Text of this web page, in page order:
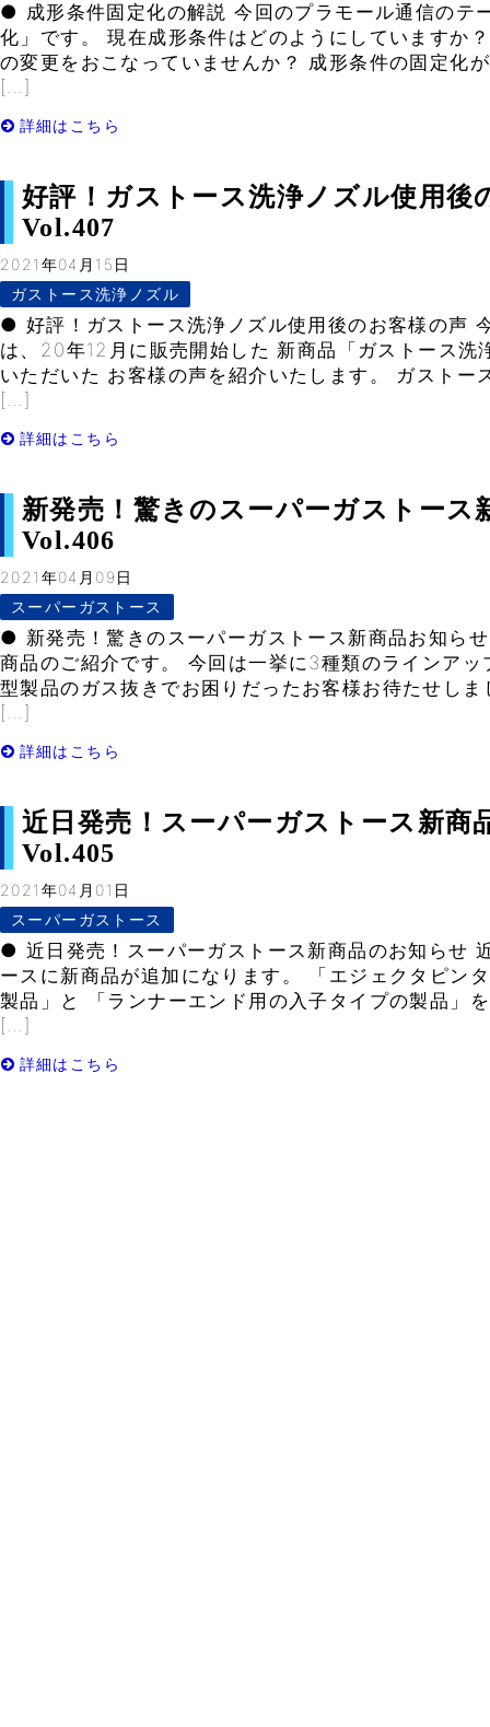
● 成形条件固定化の解説 今回のプラモール通信のテ
化」です。 現在成形条件はどのようにしていますか
の変更をおこなっていませんか？ 成形条件の固定化
[…]
詳細はこちら
好評！ガストース洗浄ノズル使用後
Vol.407
2021年04月15日
ガストース洗浄ノズル
● 好評！ガストース洗浄ノズル使用後のお客様の声
は、20年12月に販売開始した 新商品「ガストース洗
いただいた お客様の声を紹介いたします。 ガストー
[…]
詳細はこちら
新発売！驚きのスーパーガストース
Vol.406
2021年04月09日
スーパーガストース
● 新発売！驚きのスーパーガストース新商品お知ら
商品のご紹介です。 今回は一挙に3種類のラインア
型製品のガス抜きでお困りだったお客様お待たせし
[…]
詳細はこちら
近日発売！スーパーガストース新商
Vol.405
2021年04月01日
スーパーガストース
● 近日発売！スーパーガストース新商品のお知らせ
ースに新商品が追加になります。 「エジェクタピン
製品」と 「ランナーエンド用の入子タイプの製品」
[…]
詳細はこちら